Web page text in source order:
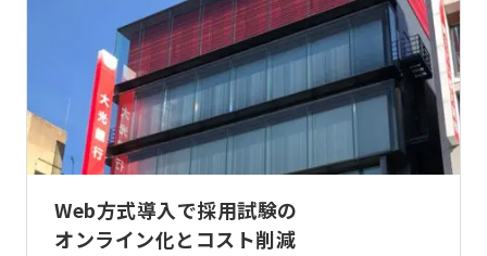
Web方式導入で採用試験の
オンライン化とコスト削減